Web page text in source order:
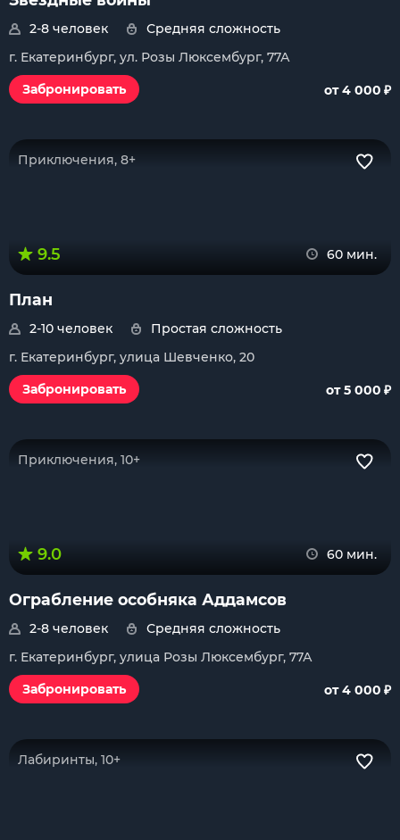
2-8 человек
Средняя сложность
г. Екатеринбург, ул. Розы Люксембург, 77А
Забронировать
от 4 000 ₽
Приключения, 8+
9.5 60 мин.
План
2-10 человек
Простая сложность
г. Екатеринбург, улица Шевченко, 20
Забронировать
от 5 000 ₽
Приключения, 10+
9.0 60 мин.
Ограбление особняка Аддамсов
2-8 человек
Средняя сложность
г. Екатеринбург, улица Розы Люксембург, 77А
Забронировать
от 4 000 ₽
Лабиринты, 10+